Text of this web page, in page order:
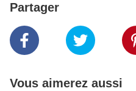
Partager
Vous aimerez aussi